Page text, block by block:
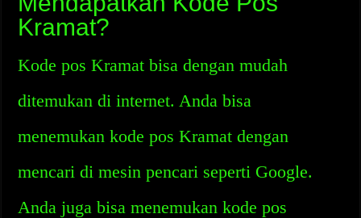
Kramat?
Kode pos Kramat bisa dengan mudah
ditemukan di internet. Anda bisa
menemukan kode pos Kramat dengan
mencari di mesin pencari seperti Google.
Anda juga bisa menemukan kode pos